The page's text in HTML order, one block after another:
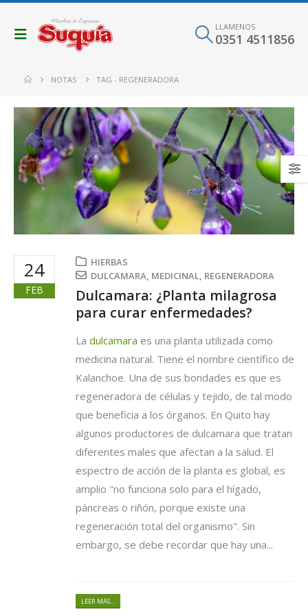
LLAMENOS
0351 4511856
NOTAS TAG - REGENERADORA
24
FEB
HIERBAS
DULCAMARA, MEDICINAL, REGENERADORA
Dulcamara: ¿Planta milagrosa
para curar enfermedades?
La dulcamara es una planta utilizada como
medicina natural. Tiene el nombre científico de
Kalanchoe. Una de sus bondades es que es
regeneradora de células y tejido, de tal modo
que beneficia a los órganos. En Quito hay
algunos productores de dulcamara que tratan
diferentes males que afectan a la salud. El
espectro de acción de la planta es global, es
amplio "no funciona solo para el hígado,
páncreas o riñón, porque existe una
regeneración total del organismo". Sin
embargo, se debe recordar que hay una...
LEER MÁS...